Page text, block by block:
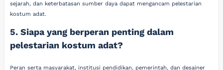
sejarah, dan keterbatasan sumber daya dapat mengancam pelestarian
kostum adat.
5. Siapa yang berperan penting dalam
pelestarian kostum adat?
Peran serta masyarakat, institusi pendidikan, pemerintah, dan desainer